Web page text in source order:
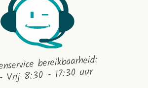
bereikbaarheid:
Vrij 8:30 - 17:30 uur